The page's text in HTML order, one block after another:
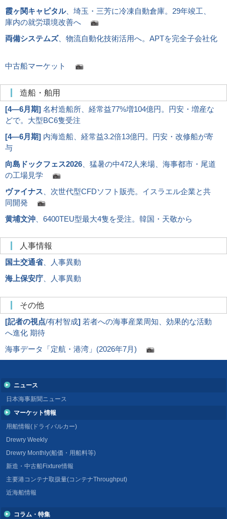
霞ヶ関キャピタル、埼玉・三芳に冷凍自動倉庫。29年竣工、
庫内の就労環境改善へ
両備システムズ、物流自動化技術活用へ。APTを完全子会社化
中古船マーケット
造船・舶用
[4―6月期] 名村造船所、経常益77%増104億円。円安・増産な
どで。大型BC6隻受注
[4―6月期] 内海造船、経常益3.2倍13億円。円安・改修船が寄
与
向島ドックフェス2026、猛暑の中472人来場、海事都市・尾道
の工場見学
ヴァイナス、次世代型CFDソフト販売。イスラエル企業と共
同開発
黄埔文沖、6400TEU型最大4隻を受注。韓国・天敬から
人事情報
国土交通省、人事異動
海上保安庁、人事異動
その他
[記者の視点/有村智成] 若者への海事産業周知、効果的な活動
へ進化 期待
海事データ「定航・港湾」(2026年7月)
ニュース
日本海事新聞ニュース
マーケット情報
用船情報(ドライバルカー)
Drewry Weekly
Drewry Monthly(船価・用船料等)
新造・中古船Fixture情報
主要港コンテナ取扱量(コンテナThroughput)
近海船情報
コラム・特集